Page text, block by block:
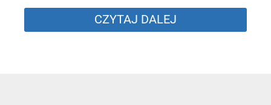
CZYTAJ DALEJ